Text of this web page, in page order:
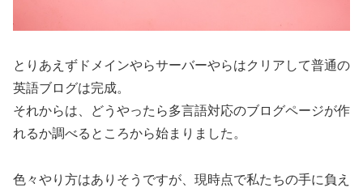
とりあえずドメインやらサーバーやらはクリアして普通の
英語ブログは完成。
それからは、どうやったら多言語対応のブログページが作
れるか調べるところから始まりました。
色々やり方はありそうですが、現時点で私たちの手に負え